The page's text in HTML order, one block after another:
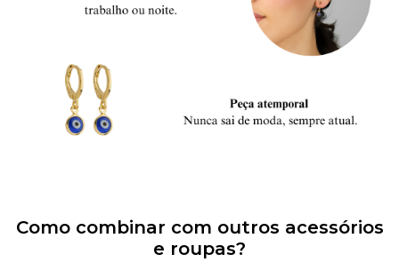
Como combinar com outros acessórios
e roupas?